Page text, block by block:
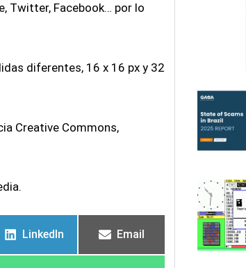
Twitter, Facebook… por lo
diferentes, 16 x 16 px y 32
Creative Commons,
LinkedIn Email